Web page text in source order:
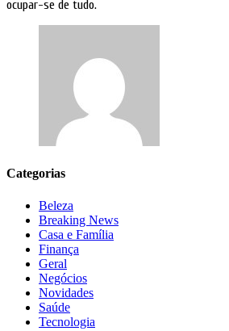
ocupar-se de tudo.
Categorias
Beleza
Breaking News
Casa e Família
Finança
Geral
Negócios
Novidades
Saúde
Tecnologia